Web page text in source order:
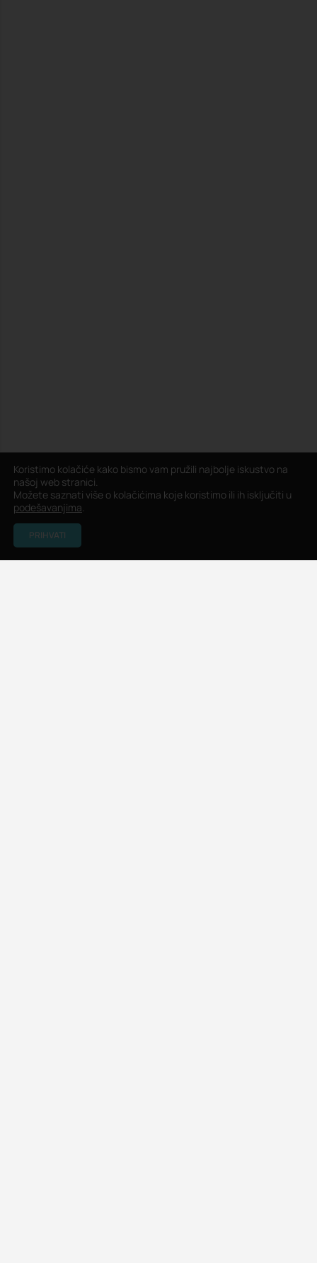
Koristimo kolačiće kako bismo vam pružili najbolje iskustvo na
našoj web stranici.
Možete saznati više o kolačićima koje koristimo ili ih isključiti u
podešavanjima.
PRIHVATI